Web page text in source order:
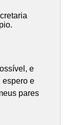
e
espero e
pares